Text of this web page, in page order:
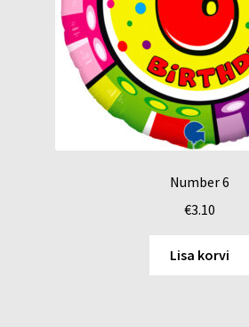
Number 6
€3.10
Lisa korvi